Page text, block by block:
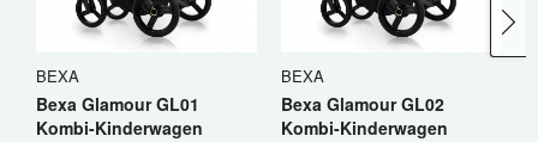
BEXA
Bexa Glamour GL01
Kombi-Kinderwagen
BEXA
Bexa Glamour GL02
Kombi-Kinderwagen